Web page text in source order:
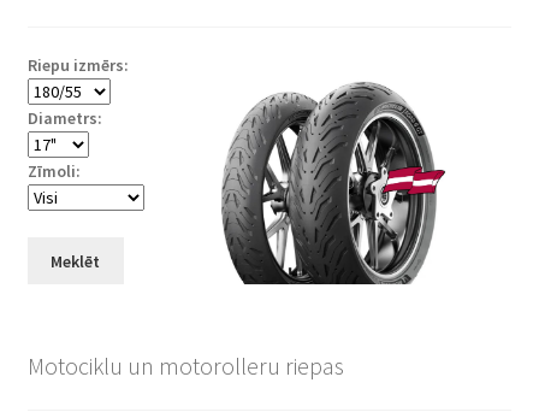
Riepu izmērs:
Diametrs:
Zīmoli:
Meklēt
Motociklu un motorolleru riepas